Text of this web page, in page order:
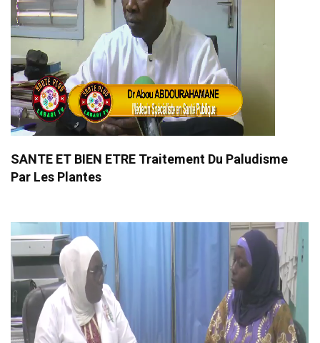
SANTE ET BIEN ETRE Traitement Du Paludisme
Par Les Plantes